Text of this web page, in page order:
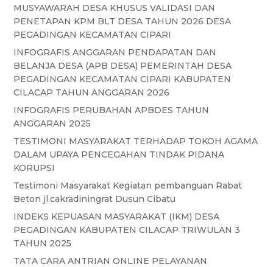
MUSYAWARAH DESA KHUSUS VALIDASI DAN
PENETAPAN KPM BLT DESA TAHUN 2026 DESA
PEGADINGAN KECAMATAN CIPARI
INFOGRAFIS ANGGARAN PENDAPATAN DAN
BELANJA DESA (APB DESA) PEMERINTAH DESA
PEGADINGAN KECAMATAN CIPARI KABUPATEN
CILACAP TAHUN ANGGARAN 2026
INFOGRAFIS PERUBAHAN APBDES TAHUN
ANGGARAN 2025
TESTIMONI MASYARAKAT TERHADAP TOKOH AGAMA
DALAM UPAYA PENCEGAHAN TINDAK PIDANA
KORUPSI
Testimoni Masyarakat Kegiatan pembanguan Rabat
Beton jl.cakradiningrat Dusun Cibatu
INDEKS KEPUASAN MASYARAKAT (IKM) DESA
PEGADINGAN KABUPATEN CILACAP TRIWULAN 3
TAHUN 2025
TATA CARA ANTRIAN ONLINE PELAYANAN